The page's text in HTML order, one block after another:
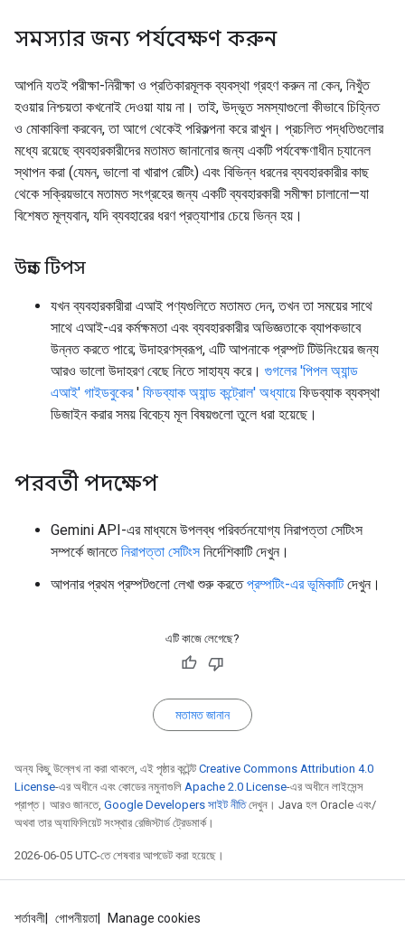
সমস্যার জন্য পর্যবেক্ষণ করুন
আপনি যতই পরীক্ষা-নিরীক্ষা ও প্রতিকারমূলক ব্যবস্থা গ্রহণ করুন না কেন, নিখুঁত
হওয়ার নিশ্চয়তা কখনোই দেওয়া যায় না। তাই, উদ্ভূত সমস্যাগুলো কীভাবে চিহ্নিত
ও মোকাবিলা করবেন, তা আগে থেকেই পরিকল্পনা করে রাখুন। প্রচলিত পদ্ধতিগুলোর
মধ্যে রয়েছে ব্যবহারকারীদের মতামত জানানোর জন্য একটি পর্যবেক্ষণাধীন চ্যানেল
স্থাপন করা (যেমন, ভালো বা খারাপ রেটিং) এবং বিভিন্ন ধরনের ব্যবহারকারীর কাছ
থেকে সক্রিয়ভাবে মতামত সংগ্রহের জন্য একটি ব্যবহারকারী সমীক্ষা চালানো—যা
বিশেষত মূল্যবান, যদি ব্যবহারের ধরণ প্রত্যাশার চেয়ে ভিন্ন হয়।
উন্নত টিপস
যখন ব্যবহারকারীরা এআই পণ্যগুলিতে মতামত দেন, তখন তা সময়ের সাথে
সাথে এআই-এর কর্মক্ষমতা এবং ব্যবহারকারীর অভিজ্ঞতাকে ব্যাপকভাবে
উন্নত করতে পারে; উদাহরণস্বরূপ, এটি আপনাকে প্রম্পট টিউনিংয়ের জন্য
আরও ভালো উদাহরণ বেছে নিতে সাহায্য করে। গুগলের 'পিপল অ্যান্ড
এআই' গাইডবুকের' ফিডব্যাক অ্যান্ড কন্ট্রোল' অধ্যায়ে ফিডব্যাক ব্যবস্থা
ডিজাইন করার সময় বিবেচ্য মূল বিষয়গুলো তুলে ধরা হয়েছে।
পরবর্তী পদক্ষেপ
Gemini API-এর মাধ্যমে উপলব্ধ পরিবর্তনযোগ্য নিরাপত্তা সেটিংস
সম্পর্কে জানতেনিরাপত্তা সেটিংসনির্দেশিকাটি দেখুন।
আপনার প্রথম প্রম্পটগুলো লেখা শুরু করতেপ্রম্পটিং-এর ভূমিকাটিদেখুন।
এটি কাজে লেগেছে?
মতামত জানান
অন্য কিছু উল্লেখ না করা থাকলে, এই পৃষ্ঠার কন্টেন্ট Creative Commons Attribution 4.0
License-এর অধীনে এবং কোডের নমুনাগুলি Apache 2.0 License-এর অধীনে লাইসেন্স
প্রাপ্ত। আরও জানতে, Google Developers সাইট নীতিদেখুন। Java হল Oracle এবং/
অথবা তার অ্যাফিলিয়েট সংস্থার রেজিস্টার্ড ট্রেডমার্ক।
2026-06-05 UTC-তে শেষবার আপডেট করা হয়েছে।
শর্তাবলী গোপনীয়তা Manage cookies